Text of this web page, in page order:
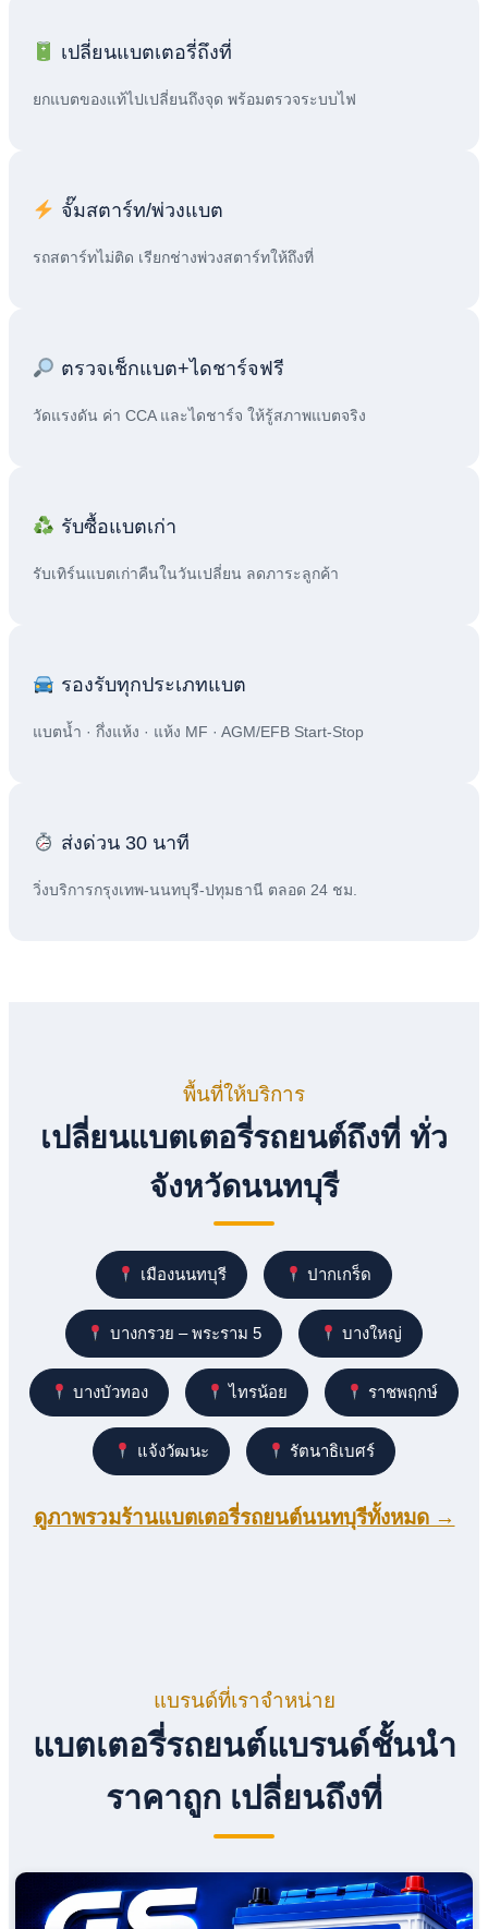
เปลี่ยนแบตเตอรี่ถึงที่
ยกแบตของแท้ไปเปลี่ยนถึงจุด พร้อมตรวจระบบไฟ
จั๊มสตาร์ท/พ่วงแบต
รถสตาร์ทไม่ติด เรียกช่างพ่วงสตาร์ทให้ถึงที่
ตรวจเช็กแบต+ไดชาร์จฟรี
วัดแรงดัน ค่า CCA และไดชาร์จ ให้รู้สภาพแบตจริง
รับซื้อแบตเก่า
รับเทิร์นแบตเก่าคืนในวันเปลี่ยน ลดภาระลูกค้า
รองรับทุกประเภทแบต
แบตน้ำ · กึ่งแห้ง · แห้ง MF · AGM/EFB Start-Stop
ส่งด่วน 30 นาที
วิ่งบริการกรุงเทพ-นนทบุรี-ปทุมธานี ตลอด 24 ชม.
พื้นที่ให้บริการ
เปลี่ยนแบตเตอรี่รถยนต์ถึงที่ ทั่ว
จังหวัดนนทบุรี
เมืองนนทบุรี ปากเกร็ด
บางกรวย – พระราม 5 บางใหญ่
บางบัวทอง ไทรน้อย ราชพฤกษ์
แจ้งวัฒนะ รัตนาธิเบศร์
ดูภาพรวมร้านแบตเตอรี่รถยนต์นนทบุรีทั้งหมด →
แบรนด์ที่เราจำหน่าย
แบตเตอรี่รถยนต์แบรนด์ชั้นนำ
ราคาถูก เปลี่ยนถึงที่